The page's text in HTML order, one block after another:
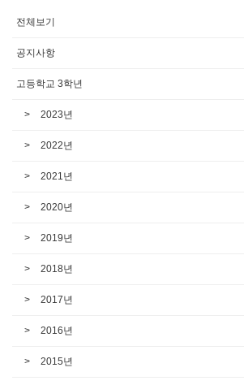
전체보기
공지사항
고등학교 3학년
2023년
2022년
2021년
2020년
2019년
2018년
2017년
2016년
2015년